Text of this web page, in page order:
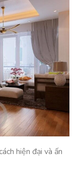
hiện đại và ấn